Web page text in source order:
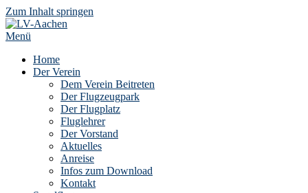
Zum Inhalt springen
Menü
Home
Der Verein
Dem Verein Beitreten
Der Flugzeugpark
Der Flugplatz
Fluglehrer
Der Vorstand
Aktuelles
Anreise
Infos zum Download
Kontakt